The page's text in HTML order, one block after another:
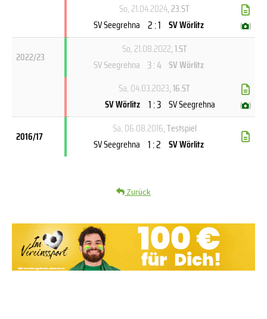
So, 21.04.2024, 23.ST
SV Seegrehna 2 : 1 SV Wörlitz ( )
2022/23
So, 21.08.2022, 1.ST
SV Seegrehna 3 : 4 SV Wörlitz
Sa, 04.03.2023, 16.ST
SV Wörlitz 1 : 3 SV Seegrehna ( )
2016/17
Sa, 06.08.2016, Testspiel
SV Seegrehna 1 : 2 SV Wörlitz
Zurück